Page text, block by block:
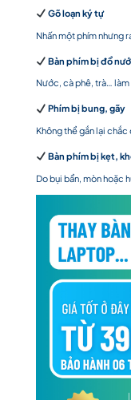
Gõ loạn ký tự
Nhấn một phím nhưng
Bàn phím bị đổ
Nước, cà phê, trà…
Phím bị bung, gãy
Không thể gắn lại chắc
Bàn phím bị kẹt,
Do bụi bẩn, mòn hoặc